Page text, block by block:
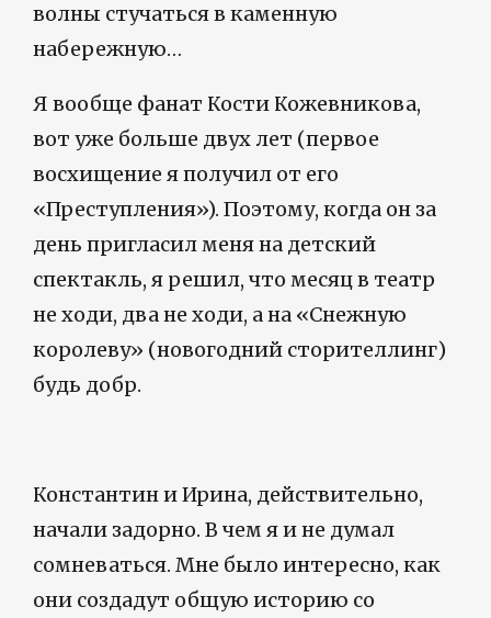
волны стучаться в каменную
набережную…
Я вообще фанат Кости Кожевникова,
вот уже больше двух лет (первое
восхищение я получил от его
«Преступления»). Поэтому, когда он за
день пригласил меня на детский
спектакль, я решил, что месяц в театр
не ходи, два не ходи, а на «Снежную
королеву» (новогодний сторителлинг)
будь добр.
Константин и Ирина, действительно,
начали задорно. В чем я и не думал
сомневаться. Мне было интересно, как
они создадут общую историю со